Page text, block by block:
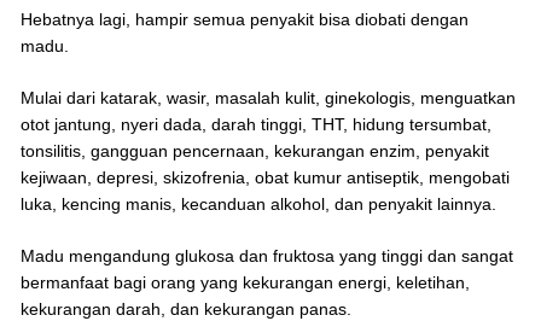
Hebatnya lagi, hampir semua penyakit bisa diobati dengan
madu.
Mulai dari katarak, wasir, masalah kulit, ginekologis, menguatkan
otot jantung, nyeri dada, darah tinggi, THT, hidung tersumbat,
tonsilitis, gangguan pencernaan, kekurangan enzim, penyakit
kejiwaan, depresi, skizofrenia, obat kumur antiseptik, mengobati
luka, kencing manis, kecanduan alkohol, dan penyakit lainnya.
Madu mengandung glukosa dan fruktosa yang tinggi dan sangat
bermanfaat bagi orang yang kekurangan energi, keletihan,
kekurangan darah, dan kekurangan panas.